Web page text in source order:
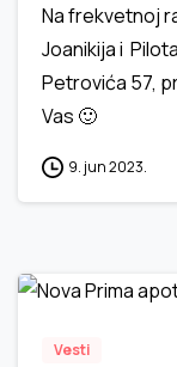
Na frekvetnoj
Joanikija i
Petrovića 57,
Vas 🙂
9. jun 2023.
Vesti